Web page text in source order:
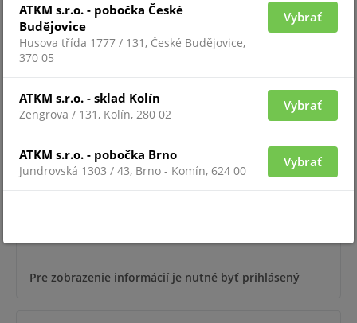
Pre zobrazenie informácií je nutné byť prihlásený
Pre zobrazenie informácií je nutné byť prihlásený
ATKM s.r.o. - pobočka České
Budějovice
Husova třída 1777 / 131, České Budějovice,
370 05
Vybrať
ATKM s.r.o. - sklad Kolín
Zengrova / 131, Kolín, 280 02
Vybrať
ATKM s.r.o. - pobočka Brno
Jundrovská 1303 / 43, Brno - Komín, 624 00
Vybrať